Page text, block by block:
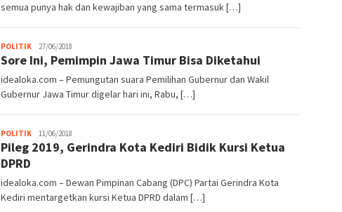
semua punya hak dan kewajiban yang sama termasuk […]
POLITIKadmin
27/06/2018
Sore Ini, Pemimpin Jawa Timur Bisa Diketahui
idealoka.com – Pemungutan suara Pemilihan Gubernur dan Wakil
Gubernur Jawa Timur digelar hari ini, Rabu, […]
POLITIKadmin
11/06/2018
Pileg 2019, Gerindra Kota Kediri Bidik Kursi Ketua
DPRD
idealoka.com – Dewan Pimpinan Cabang (DPC) Partai Gerindra Kota
Kediri mentargetkan kursi Ketua DPRD dalam […]